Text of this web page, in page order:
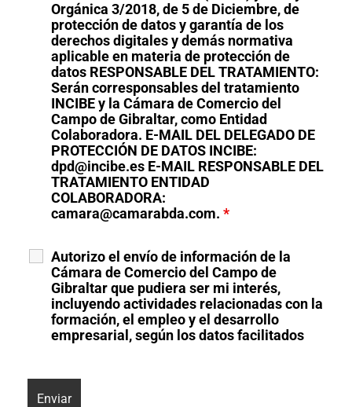
Orgánica 3/2018, de 5 de Diciembre, de
protección de datos y garantía de los
derechos digitales y demás normativa
aplicable en materia de protección de
datos RESPONSABLE DEL TRATAMIENTO:
Serán corresponsables del tratamiento
INCIBE y la Cámara de Comercio del
Campo de Gibraltar, como Entidad
Colaboradora. E-MAIL DEL DELEGADO DE
PROTECCIÓN DE DATOS INCIBE:
dpd@incibe.es E-MAIL RESPONSABLE DEL
TRATAMIENTO ENTIDAD
COLABORADORA:
camara@camarabda.com. *
Autorizo el envío de información de la
Cámara de Comercio del Campo de
Gibraltar que pudiera ser mi interés,
incluyendo actividades relacionadas con la
formación, el empleo y el desarrollo
empresarial, según los datos facilitados